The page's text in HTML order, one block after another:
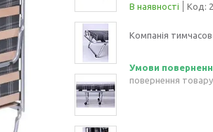
В наявності Код:
Компанія
повернення